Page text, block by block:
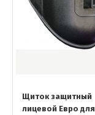
Щиток защитный
лицевой Евро для